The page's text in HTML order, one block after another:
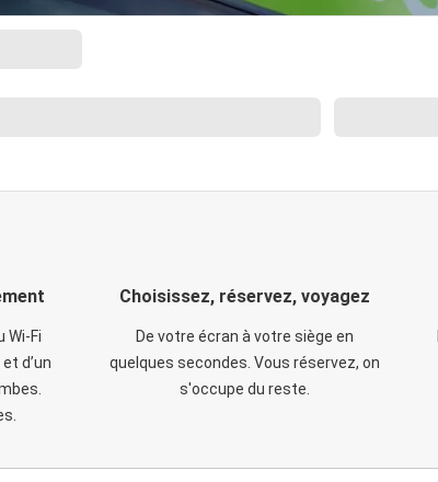
Wi-Fi
d’un
Choisissez, réservez, voyagez
De votre écran à votre siège en
quelques secondes. Vous réservez, on
s'occupe du reste.